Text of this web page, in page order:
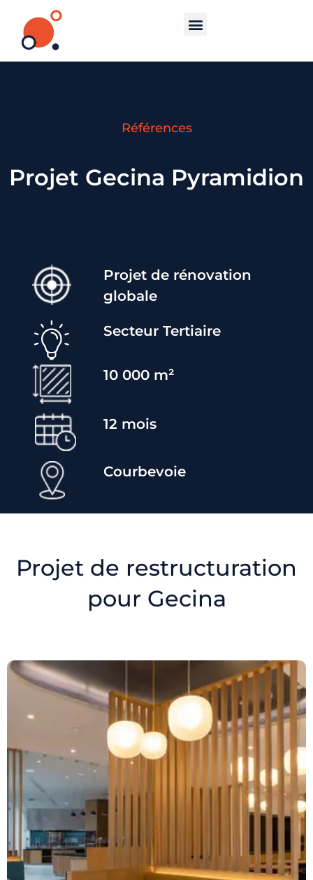
Références
Projet Gecina Pyramidion
Projet de rénovation
globale
Secteur Tertiaire
10 000 m²
12 mois
Courbevoie
Projet de restructuration
pour Gecina